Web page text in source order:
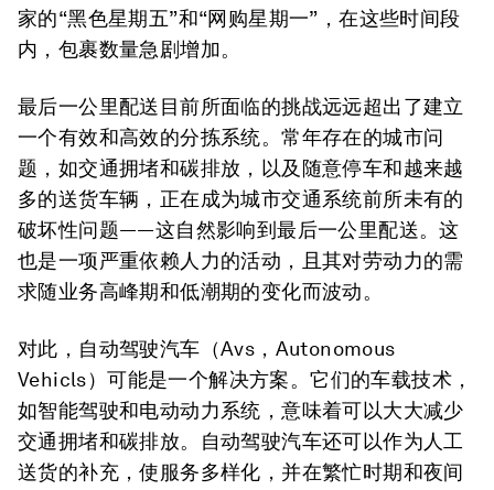
家的“黑色星期五”和“网购星期一”，在这些时间段
内，包裹数量急剧增加。
最后一公里配送目前所面临的挑战远远超出了建立
一个有效和高效的分拣系统。常年存在的城市问
题，如交通拥堵和碳排放，以及随意停车和越来越
多的送货车辆，正在成为城市交通系统前所未有的
破坏性问题——这自然影响到最后一公里配送。这
也是一项严重依赖人力的活动，且其对劳动力的需
求随业务高峰期和低潮期的变化而波动。
对此，自动驾驶汽车（Avs，Autonomous
Vehicls）可能是一个解决方案。它们的车载技术，
如智能驾驶和电动动力系统，意味着可以大大减少
交通拥堵和碳排放。自动驾驶汽车还可以作为人工
送货的补充，使服务多样化，并在繁忙时期和夜间